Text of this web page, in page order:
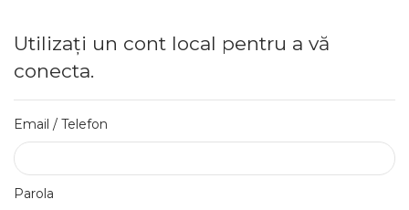
Utilizați un cont local pentru a vă
conecta.
Email / Telefon
Parola